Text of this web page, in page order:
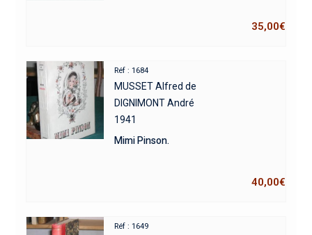
35,00€
Réf : 1684
MUSSET Alfred de
DIGNIMONT André
1941
Mimi Pinson.
40,00€
Réf : 1649